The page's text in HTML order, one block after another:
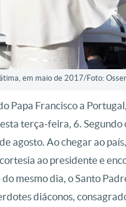
em maio de 2017/Foto:
Papa Francisco a
terça-feira, 6.
agosto. Ao chegar ao
ao presidente e
mesmo dia, o Santo
diáconos,